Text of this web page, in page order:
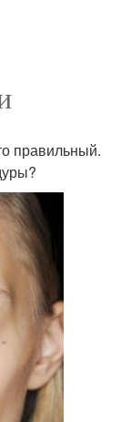
правильный.